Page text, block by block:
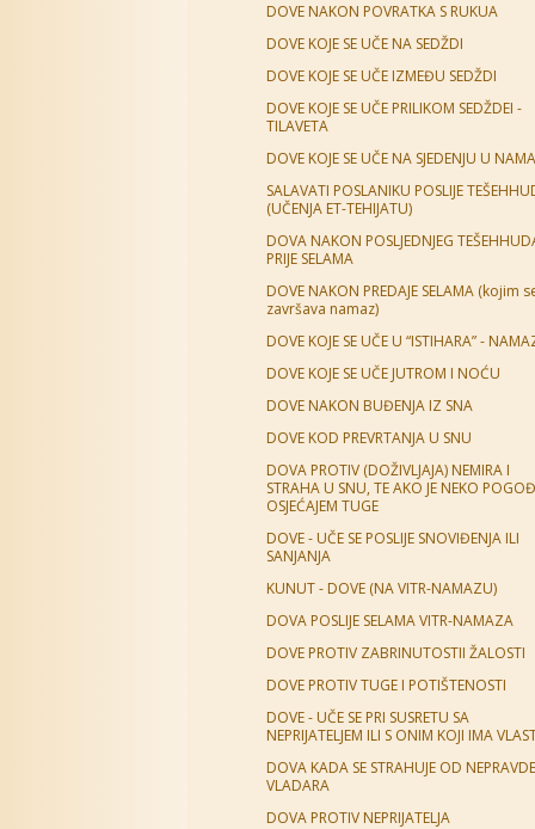
DOVE NAKON POVRATKA S RUKUA
DOVE KOJE SE UČE NA SEDŽDI
DOVE KOJE SE UČE IZMEĐU SEDŽDI
DOVE KOJE SE UČE PRILIKOM SEDŽDEI -
TILAVETA
DOVE KOJE SE UČE NA SJEDENJU U
SALAVATI POSLANIKU POSLIJE
(UČENJA ET-TEHIJATU)
DOVA NAKON POSLJEDNJEG
PRIJE SELAMA
DOVE NAKON PREDAJE SELAMA (kojim
završava namaz)
DOVE KOJE SE UČE U “ISTIHARA” -
DOVE KOJE SE UČE JUTROM I NOĆU
DOVE NAKON BUĐENJA IZ SNA
DOVE KOD PREVRTANJA U SNU
DOVA PROTIV (DOŽIVLJAJA) NEMIRA I
STRAHA U SNU, TE AKO JE NEKO
OSJEĆAJEM TUGE
DOVE - UČE SE POSLIJE SNOVIĐENJA ILI
SANJANJA
KUNUT - DOVE (NA VITR-NAMAZU)
DOVA POSLIJE SELAMA VITR-NAMAZA
DOVE PROTIV ZABRINUTOSTII ŽALOSTI
DOVE PROTIV TUGE I POTIŠTENOSTI
DOVE - UČE SE PRI SUSRETU SA
NEPRIJATELJEM ILI S ONIM KOJI IMA
DOVA KADA SE STRAHUJE OD NEPRAVDE
VLADARA
DOVA PROTIV NEPRIJATELJA